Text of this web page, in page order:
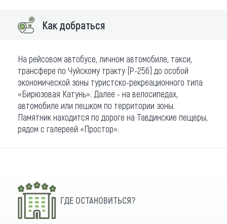
Как добраться
На рейсовом автобусе, личном автомобиле, такси,
трансфере по Чуйскому тракту (Р-256) до особой
экономической зоны туристско-рекреационного типа
«Бирюзовая Катунь». Далее - на велосипедах,
автомобиле или пешком по территории зоны.
Памятник находится по дороге на Тавдинские пещеры,
рядом с галереей «Простор».
ГДЕ ОСТАНОВИТЬСЯ?